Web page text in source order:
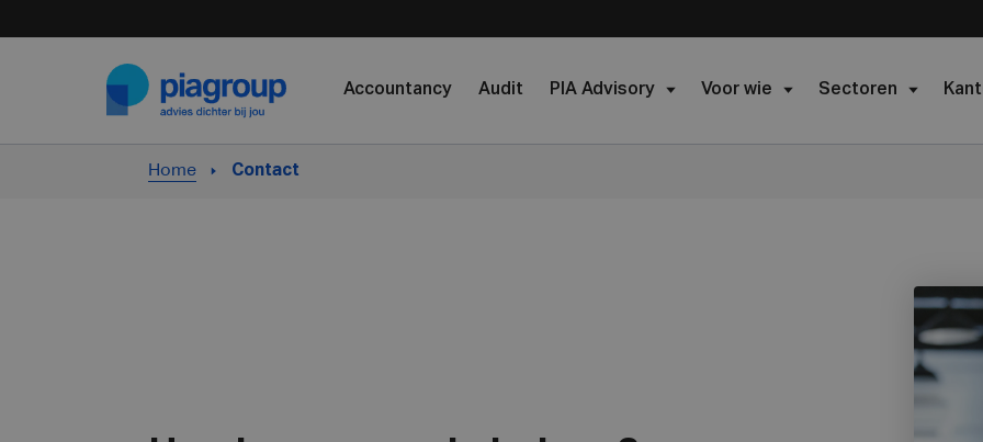
Accountancy Audit PIA Advisory Voor wie Sectoren
Home Contact